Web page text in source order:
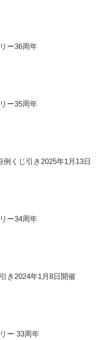
ー36周年
ー35周年
例くじ引き2025年1月13日
ー34周年
き2024年1月8日開催
ー 33周年